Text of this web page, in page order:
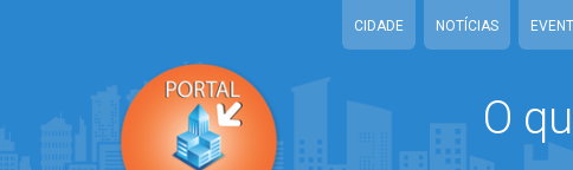
CIDADE NOTÍCIAS
O